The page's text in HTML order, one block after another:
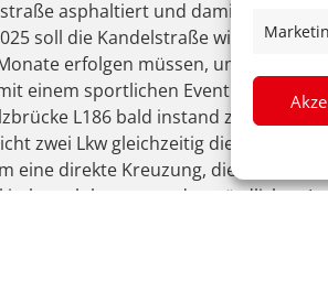
asphaltiert und damit endgültig
soll die Kandelstraße wieder
erfolgen müssen, um den
einem sportlichen Event feiern“,
L186 bald instand zu setzen.
zwei Lkw gleichzeitig die Brücke
direkte Kreuzung, die mit einer
noch besser an den nördlichen